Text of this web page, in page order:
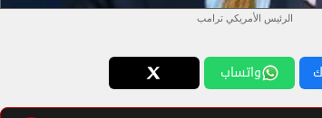
الرئيس الأمريكي ترامب
واتساب